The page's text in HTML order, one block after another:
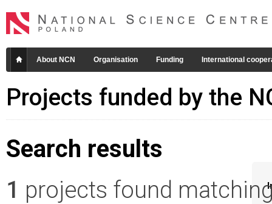
About NCN Organisation Funding International
Projects funded by the
Search results
1 projects found